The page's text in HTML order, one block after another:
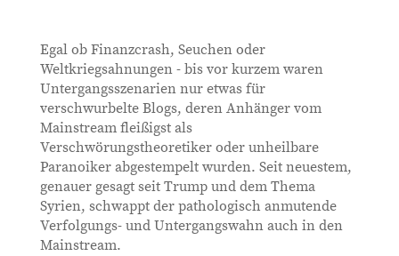
Egal ob Finanzcrash, Seuchen oder
Weltkriegsahnungen - bis vor kurzem waren
Untergangsszenarien nur etwas für
verschwurbelte Blogs, deren Anhänger vom
Mainstream fleißigst als
Verschwörungstheoretiker oder unheilbare
Paranoiker abgestempelt wurden. Seit neuestem,
genauer gesagt seit Trump und dem Thema
Syrien, schwappt der pathologisch anmutende
Verfolgungs- und Untergangswahn auch in den
Mainstream.